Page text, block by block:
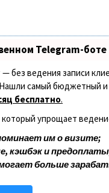
Telegram-боте
без ведения записи
самый бюджетный
бесплатно.
упрощает
им о визите;
кэшбэк и
больше